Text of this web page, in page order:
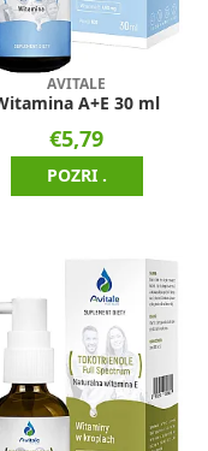
AVITALE
A+E 30 ml
€5,79
POZRI .